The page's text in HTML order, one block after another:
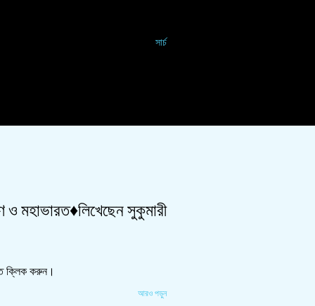
সার্চ
ও মহাভারত♦লিখেছেন সুকুমারী
ক্লিক করুন।
আরও পড়ুন